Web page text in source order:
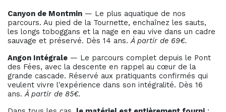
Canyon de Montmin — Le plus aquatique de nos
parcours. Au pied de la Tournette, enchaînez les sauts,
les longs toboggans et la nage en eau vive dans un cadre
sauvage et préservé. Dès 14 ans.À partir de 69€.
Angon Intégrale — Le parcours complet depuis le Pont
des Fées, avec la descente en rappel au cœur de la
grande cascade. Réservé aux pratiquants confirmés qui
veulent vivre l'expérience dans son intégralité. Dès 16
ans.À partir de 85€.